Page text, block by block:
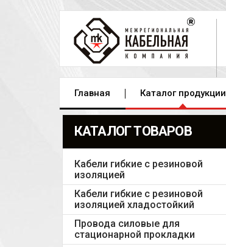
Главная Каталог продукции
КАТАЛОГ ТОВАРОВ
Кабели гибкие с резиновой
изоляцией
Кабели гибкие с резиновой
изоляцией хладостойкий
Провода силовые для
стационарной прокладки